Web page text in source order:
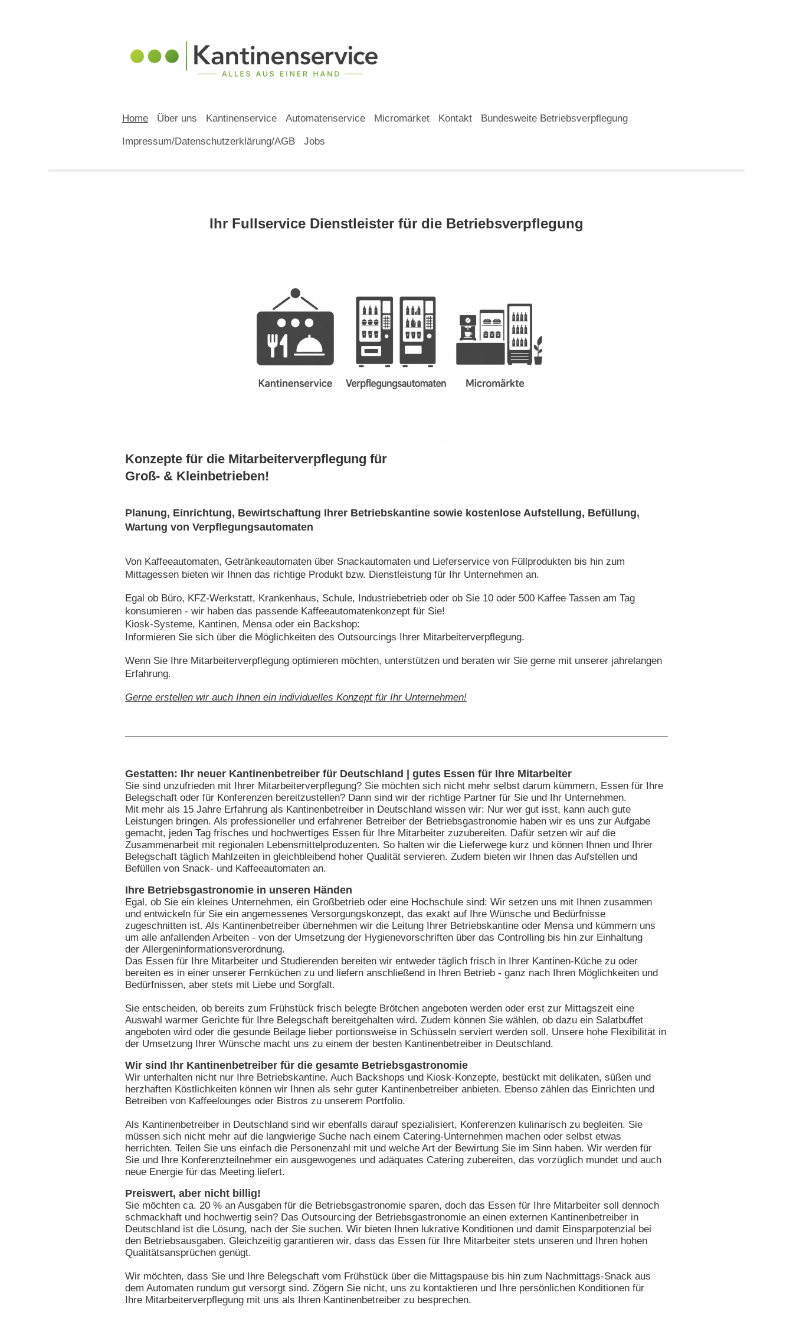
Home Über uns Kantinenservice Automatenservice Micromarket Kontakt Bundesweite Betriebsverpflegung
Impressum/Datenschutzerklärung/AGB Jobs
Ihr Fullservice Dienstleister für die Betriebsverpflegung
Konzepte für die Mitarbeiterverpflegung für
Groß- & Kleinbetrieben!
Planung, Einrichtung, Bewirtschaftung Ihrer Betriebskantine sowie kostenlose Aufstellung, Befüllung,
Wartung von Verpflegungsautomaten
Von Kaffeeautomaten, Getränkeautomaten über Snackautomaten und Lieferservice von Füllprodukten bis hin zum
Mittagessen bieten wir Ihnen das richtige Produkt bzw. Dienstleistung für Ihr Unternehmen an.
Egal ob Büro, KFZ-Werkstatt, Krankenhaus, Schule, Industriebetrieb oder ob Sie 10 oder 500 Kaffee Tassen am Tag
konsumieren - wir haben das passende Kaffeeautomatenkonzept für Sie!
Kiosk-Systeme, Kantinen, Mensa oder ein Backshop:
Informieren Sie sich über die Möglichkeiten des Outsourcings Ihrer Mitarbeiterverpflegung.
Wenn Sie Ihre Mitarbeiterverpflegung optimieren möchten, unterstützen und beraten wir Sie gerne mit unserer jahrelangen
Erfahrung.
Gerne erstellen wir auch Ihnen ein individuelles Konzept für Ihr Unternehmen!
Gestatten: Ihr neuer Kantinenbetreiber für Deutschland | gutes Essen für Ihre Mitarbeiter
Sie sind unzufrieden mit Ihrer Mitarbeiterverpflegung? Sie möchten sich nicht mehr selbst darum kümmern, Essen für Ihre
Belegschaft oder für Konferenzen bereitzustellen? Dann sind wir der richtige Partner für Sie und Ihr Unternehmen.
Mit mehr als 15 Jahre Erfahrung als Kantinenbetreiber in Deutschland wissen wir: Nur wer gut isst, kann auch gute
Leistungen bringen. Als professioneller und erfahrener Betreiber der Betriebsgastronomie haben wir es uns zur Aufgabe
gemacht, jeden Tag frisches und hochwertiges Essen für Ihre Mitarbeiter zuzubereiten. Dafür setzen wir auf die
Zusammenarbeit mit regionalen Lebensmittelproduzenten. So halten wir die Lieferwege kurz und können Ihnen und Ihrer
Belegschaft täglich Mahlzeiten in gleichbleibend hoher Qualität servieren. Zudem bieten wir Ihnen das Aufstellen und
Befüllen von Snack- und Kaffeeautomaten an.
Ihre Betriebsgastronomie in unseren Händen
Egal, ob Sie ein kleines Unternehmen, ein Großbetrieb oder eine Hochschule sind: Wir setzen uns mit Ihnen zusammen
und entwickeln für Sie ein angemessenes Versorgungskonzept, das exakt auf Ihre Wünsche und Bedürfnisse
zugeschnitten ist. Als Kantinenbetreiber übernehmen wir die Leitung Ihrer Betriebskantine oder Mensa und kümmern uns
um alle anfallenden Arbeiten - von der Umsetzung der Hygienevorschriften über das Controlling bis hin zur Einhaltung
der Allergeninformationsverordnung.
Das Essen für Ihre Mitarbeiter und Studierenden bereiten wir entweder täglich frisch in Ihrer Kantinen-Küche zu oder
bereiten es in einer unserer Fernküchen zu und liefern anschließend in Ihren Betrieb - ganz nach Ihren Möglichkeiten und
Bedürfnissen, aber stets mit Liebe und Sorgfalt.
Sie entscheiden, ob bereits zum Frühstück frisch belegte Brötchen angeboten werden oder erst zur Mittagszeit eine
Auswahl warmer Gerichte für Ihre Belegschaft bereitgehalten wird. Zudem können Sie wählen, ob dazu ein Salatbuffet
angeboten wird oder die gesunde Beilage lieber portionsweise in Schüsseln serviert werden soll. Unsere hohe Flexibilität in
der Umsetzung Ihrer Wünsche macht uns zu einem der besten Kantinenbetreiber in Deutschland.
Wir sind Ihr Kantinenbetreiber für die gesamte Betriebsgastronomie
Wir unterhalten nicht nur Ihre Betriebskantine. Auch Backshops und Kiosk-Konzepte, bestückt mit delikaten, süßen und
herzhaften Köstlichkeiten können wir Ihnen als sehr guter Kantinenbetreiber anbieten. Ebenso zählen das Einrichten und
Betreiben von Kaffeelounges oder Bistros zu unserem Portfolio.
Als Kantinenbetreiber in Deutschland sind wir ebenfalls darauf spezialisiert, Konferenzen kulinarisch zu begleiten. Sie
müssen sich nicht mehr auf die langwierige Suche nach einem Catering-Unternehmen machen oder selbst etwas
herrichten. Teilen Sie uns einfach die Personenzahl mit und welche Art der Bewirtung Sie im Sinn haben. Wir werden für
Sie und Ihre Konferenzteilnehmer ein ausgewogenes und adäquates Catering zubereiten, das vorzüglich mundet und auch
neue Energie für das Meeting liefert.
Preiswert, aber nicht billig!
Sie möchten ca. 20 % an Ausgaben für die Betriebsgastronomie sparen, doch das Essen für Ihre Mitarbeiter soll dennoch
schmackhaft und hochwertig sein? Das Outsourcing der Betriebsgastronomie an einen externen Kantinenbetreiber in
Deutschland ist die Lösung, nach der Sie suchen. Wir bieten Ihnen lukrative Konditionen und damit Einsparpotenzial bei
den Betriebsausgaben. Gleichzeitig garantieren wir, dass das Essen für Ihre Mitarbeiter stets unseren und Ihren hohen
Qualitätsansprüchen genügt.
Wir möchten, dass Sie und Ihre Belegschaft vom Frühstück über die Mittagspause bis hin zum Nachmittags-Snack aus
dem Automaten rundum gut versorgt sind. Zögern Sie nicht, uns zu kontaktieren und Ihre persönlichen Konditionen für
Ihre Mitarbeiterverpflegung mit uns als Ihren Kantinenbetreiber zu besprechen.